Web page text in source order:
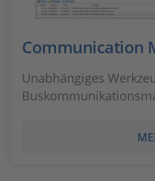
Communication
Unabhängiges